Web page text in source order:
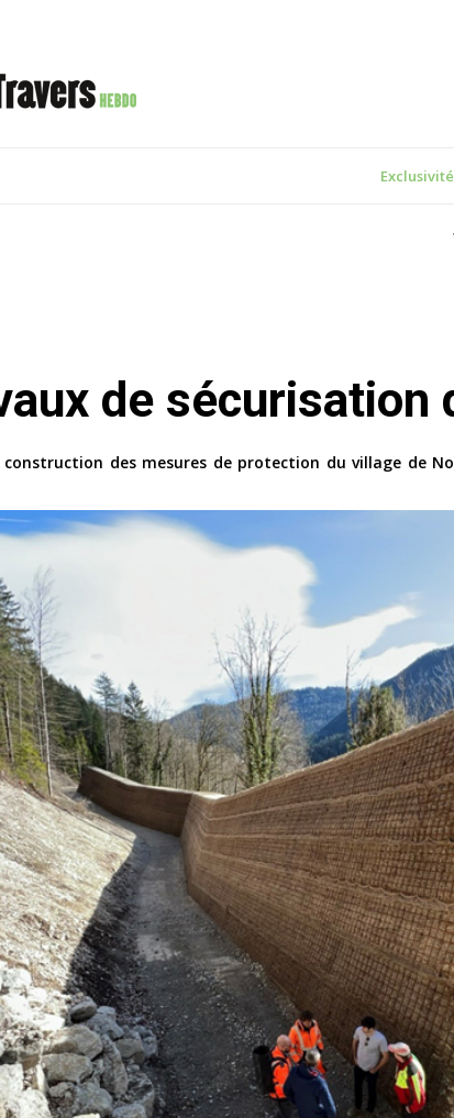
de sécurisation
des mesures de protection du village de